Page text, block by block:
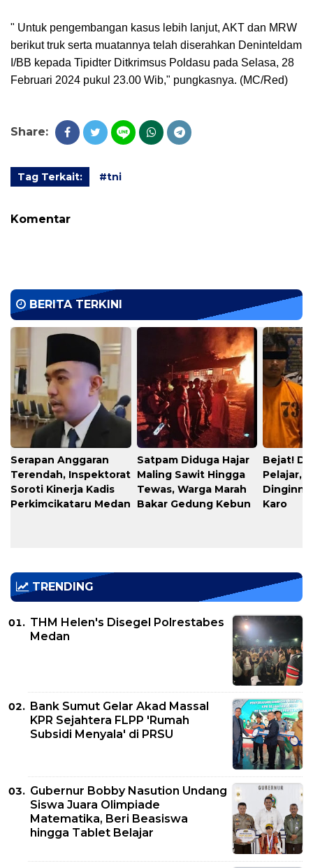
" Untuk pengembangan kasus lebih lanjut, AKT dan MRW
berikut truk serta muatannya telah diserahkan Deninteldam
I/BB kepada Tipidter Ditkrimsus Poldasu pada Selasa, 28
Februari 2024 pukul 23.00 Wib," pungkasnya. (MC/Red)
Share:
Tag Terkait: #tni
Komentar
BERITA TERKINI
Serapan Anggaran
Terendah, Inspektorat
Soroti Kinerja Kadis
Perkimcikataru Medan
​Satpam Diduga Hajar
Maling Sawit Hingga
Tewas, Warga Marah
Bakar Gedung Kebun
​Bejat!
Pelajar,
Karo
TRENDING
THM Helen's Disegel Polrestabes
Medan
Bank Sumut Gelar Akad Massal
KPR Sejahtera FLPP 'Rumah
Subsidi Menyala' di PRSU
Gubernur Bobby Nasution Undang
Siswa Juara Olimpiade
Matematika, Beri Beasiswa
hingga Tablet Belajar